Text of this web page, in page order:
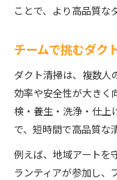
ことで、より高品質な
チームで挑むダク
ダクト清掃は、複数人
効率や安全性が大きく
検・養生・洗浄・仕上
で、短時間で高品質な
例えば、地域アートを
ランティアが参加し、